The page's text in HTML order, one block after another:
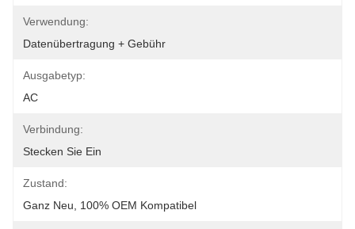
Verwendung:
Datenübertragung + Gebühr
Ausgabetyp:
AC
Verbindung:
Stecken Sie Ein
Zustand:
Ganz Neu, 100% OEM Kompatibel